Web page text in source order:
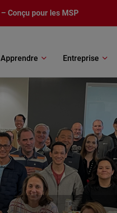
– Conçu pour les MSP
Apprendre Entreprise